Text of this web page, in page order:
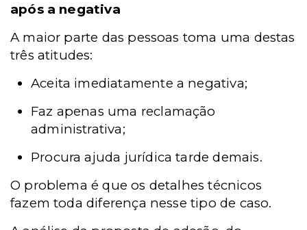
após a negativa
A maior parte das pessoas toma uma destas
três atitudes:
Aceita imediatamente a negativa;
Faz apenas uma reclamação
administrativa;
Procura ajuda jurídica tarde demais.
O problema é que os detalhes técnicos
fazem toda diferença nesse tipo de caso.